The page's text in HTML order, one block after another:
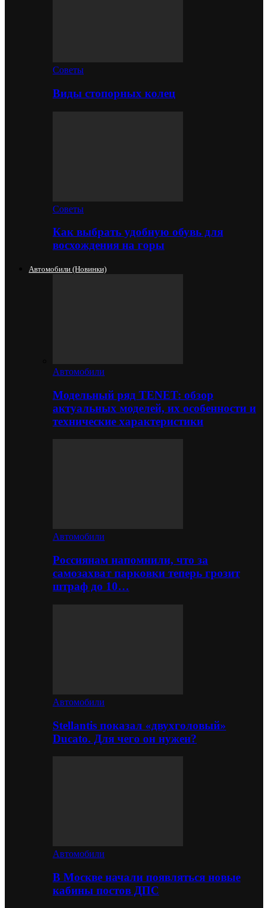
Советы
Виды стопорных колец
Советы
Как выбрать удобную обувь для
восхождения на горы
Автомобили (новинки)
Автомобили
Модельный ряд TENET: обзор
актуальных моделей, их особенности и
технические характеристики
Автомобили
Россиянам напомнили, что за
самозахват парковки теперь грозит
штраф до 10…
Автомобили
Stellantis показал «двухголовый»
Ducato. Для чего он нужен?
Автомобили
В Москве начали появляться новые
кабины постов ДПС